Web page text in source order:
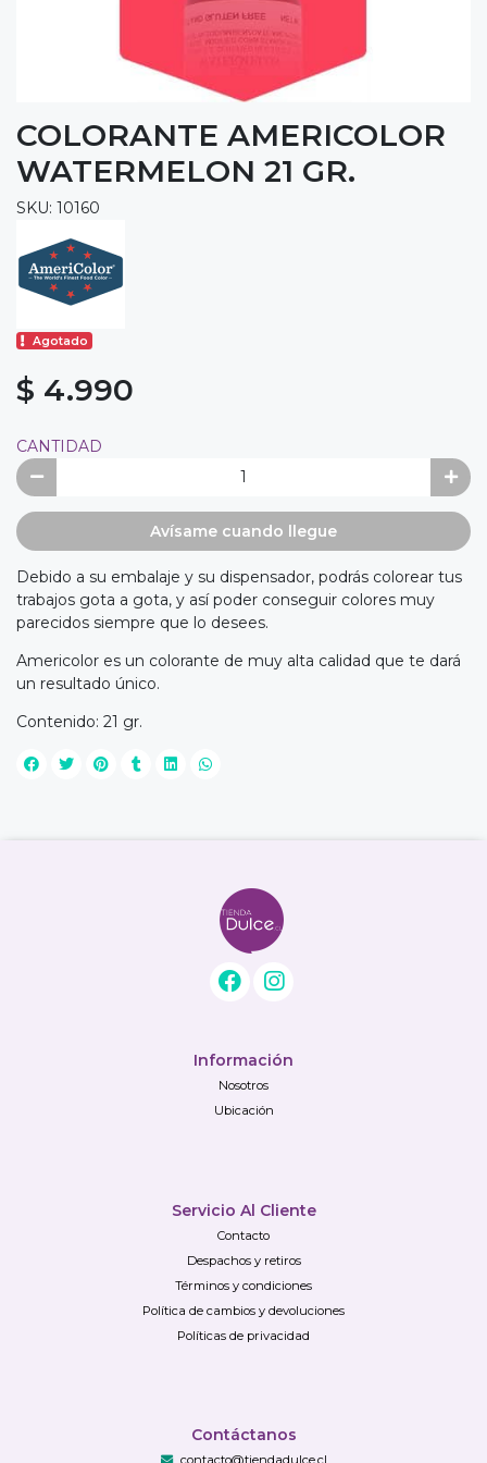
COLORANTE AMERICOLOR
WATERMELON 21 GR.
SKU: 10160
Agotado
$ 4.990
CANTIDAD
Avísame cuando llegue
Debido a su embalaje y su dispensador, podrás colorear tus
trabajos gota a gota, y así poder conseguir colores muy
parecidos siempre que lo desees.
Americolor es un colorante de muy alta calidad que te dará
un resultado único.
Contenido: 21 gr.
Información
Nosotros
Ubicación
Servicio Al Cliente
Contacto
Despachos y retiros
Términos y condiciones
Política de cambios y devoluciones
Políticas de privacidad
Contáctanos
contacto@tiendadulce.cl